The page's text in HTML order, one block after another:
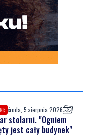
środa, 5 sierpnia 2026
stolarni. "Ogniem
jest cały budynek"